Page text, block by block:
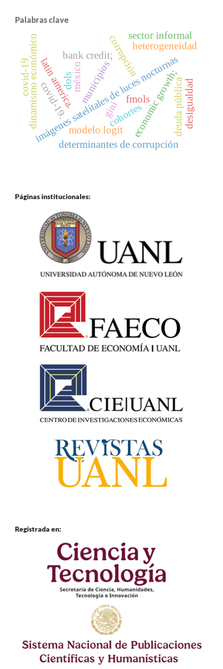
Palabras clave
imágenes satelitales de luces nocturnas
dinamismo económico municipios
bank credit;
economic growth;
latin america.
corrupción
determinantes de corrupción
méxico
covid-19 dols
fmols deuda públicadesigualdad
heterogeneidad
gini
sector informal
modelo logit
covid-19. cohortes
Páginas institucionales:
Registrada en: